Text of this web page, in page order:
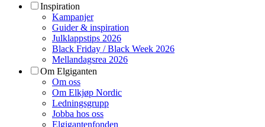
Inspiration
Kampanjer
Guider & inspiration
Julklappstips 2026
Black Friday / Black Week 2026
Mellandagsrea 2026
Om Elgiganten
Om oss
Om Elkjøp Nordic
Ledningsgrupp
Jobba hos oss
Elgigantenfonden